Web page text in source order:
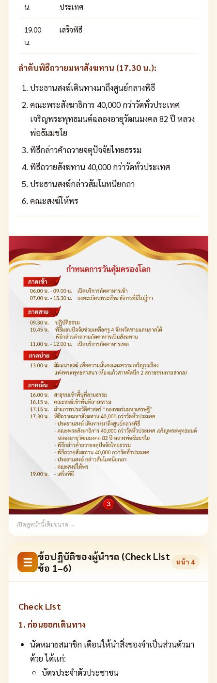
น. ประเทศ
19.00
น.
เสร็จพิธี
ลำดับพิธีถวายมหาสังฆทาน (17.30 น.):
ประธานสงฆ์เดินทางมาถึงศูนย์กลางพิธี
คณะพระสังฆาธิการ 40,000 กว่าวัดทั่วประเทศ
เจริญพระพุทธมนต์ฉลองอายุวัฒนมงคล 82 ปี หลวง
พ่อธัมมชโย
พิธีกล่าวคำถวายจตุปัจจัยไทยธรรม
พิธีถวายสังฆทาน 40,000 กว่าวัดทั่วประเทศ
ประธานสงฆ์กล่าวสัมโมทนียกถา
คณะสงฆ์ให้พร
เปิดดูหน้านี้เต็มขนาด →
☰ ข้อปฏิบัติของผู้นำรถ (Check List
ข้อ 1–6)
หน้า 4
Check List
1. ก่อนออกเดินทาง
นัดหมายสมาชิก เตือนให้นำสิ่งของจำเป็นส่วนตัวมา
ด้วย ได้แก่:
บัตรประจำตัวประชาชน